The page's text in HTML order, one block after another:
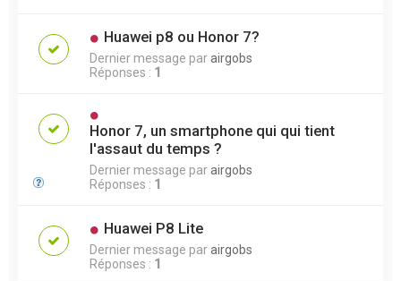
Huawei p8 ou Honor 7?
Dernier message parairgobs
Réponses : 1
Honor 7, un smartphone qui qui tient
l'assaut du temps ?
Dernier message parairgobs
Réponses : 1
Huawei P8 Lite
Dernier message parairgobs
Réponses : 1